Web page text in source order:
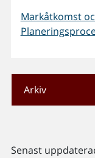
Markåtkomst
Arkiv
Senast